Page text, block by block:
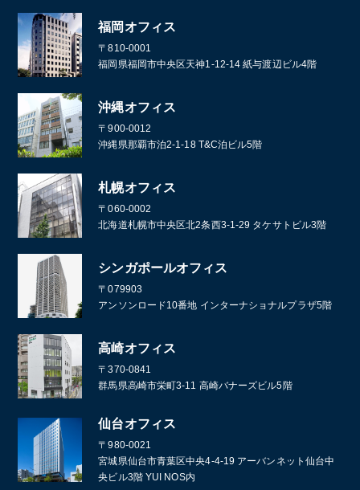
福岡オフィス
〒810-0001
福岡県福岡市中央区天神1-12-14 紙与渡辺ビル4階
沖縄オフィス
〒900-0012
沖縄県那覇市泊2-1-18 T&C泊ビル5階
札幌オフィス
〒060-0002
北海道札幌市中央区北2条西3-1-29 タケサトビル3階
シンガポールオフィス
〒079903
アンソンロード10番地 インターナショナルプラザ5階
高崎オフィス
〒370-0841
群馬県高崎市栄町3-11 高崎バナーズビル5階
仙台オフィス
〒980-0021
宮城県仙台市青葉区中央4-4-19 アーバンネット仙台中
央ビル3階 YUI NOS内